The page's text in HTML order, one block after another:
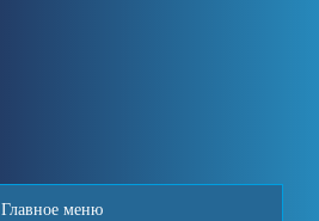
Главное меню